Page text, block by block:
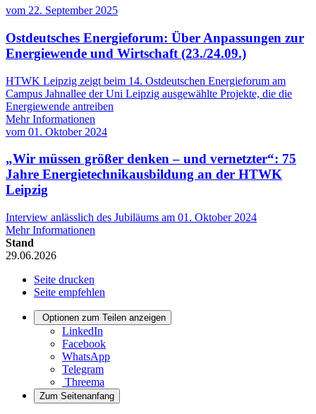
vom 22. September 2025
Ostdeutsches Energieforum: Über Anpassungen zur
Energiewende und Wirtschaft (23./24.09.)
HTWK Leipzig zeigt beim 14. Ostdeutschen Energieforum am
Campus Jahnallee der Uni Leipzig ausgewählte Projekte, die die
Energiewende antreiben
Mehr Informationen
vom 01. Oktober 2024
„Wir müssen größer denken – und vernetzter“: 75
Jahre Energietechnikausbildung an der HTWK
Leipzig
Interview anlässlich des Jubiläums am 01. Oktober 2024
Mehr Informationen
Stand
29.06.2026
Seite drucken
Seite empfehlen
Optionen zum Teilen anzeigen
LinkedIn
Facebook
WhatsApp
Telegram
Threema
Zum Seitenanfang